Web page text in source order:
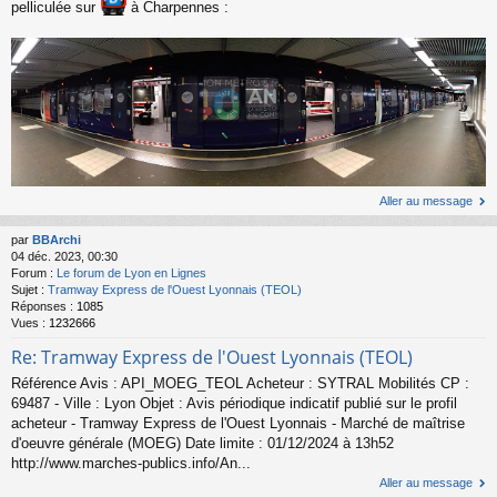
pelliculée sur à Charpennes :
Aller au message
par BBArchi
04 déc. 2023, 00:30
Forum :
Le forum de Lyon en Lignes
Sujet : Tramway Express de l'Ouest Lyonnais (TEOL)
Réponses : 1085
Vues : 1232666
Re: Tramway Express de l'Ouest Lyonnais (TEOL)
Référence Avis : API_MOEG_TEOL Acheteur : SYTRAL Mobilités CP :
69487 - Ville : Lyon Objet : Avis périodique indicatif publié sur le profil
acheteur - Tramway Express de l'Ouest Lyonnais - Marché de maîtrise
d'oeuvre générale (MOEG) Date limite : 01/12/2024 à 13h52
http://www.marches-publics.info/An...
Aller au message